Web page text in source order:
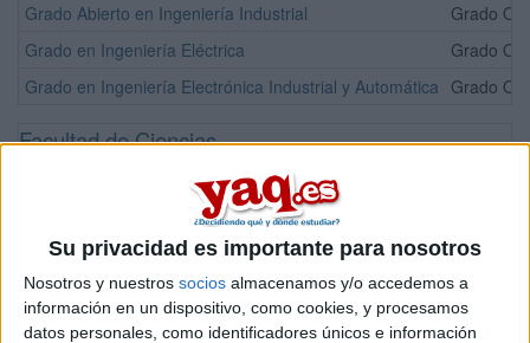
Su privacidad es importante para nosotros
Nosotros y nuestros socios almacenamos y/o accedemos a
información en un dispositivo, como cookies, y procesamos
datos personales, como identificadores únicos e información
Grado Abierto en Ingeniería Industrial
Grado
Grado en Ingeniería Eléctrica
Grado
Grado en Ingeniería Electrónica Industrial y Automática Grado
Facultad de Ciencias
Grado en Nanociencia y Nanotecnología
Grado en Química
Simultaneidad de Grados en Biología + Química